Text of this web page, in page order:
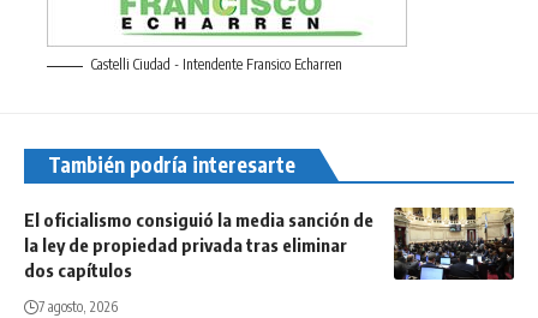
Castelli Ciudad - Intendente Fransico Echarren
También podría interesarte
El oficialismo consiguió la media sanción de
la ley de propiedad privada tras eliminar
dos capítulos
7 agosto, 2026